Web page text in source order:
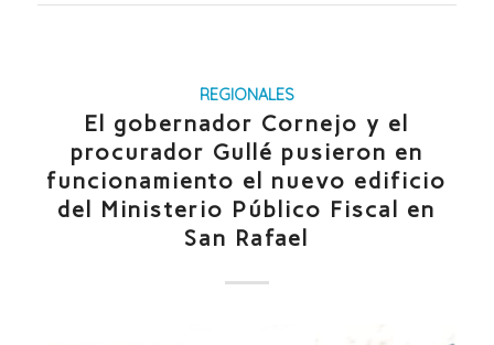
REGIONALES
El gobernador Cornejo y el
procurador Gullé pusieron en
funcionamiento el nuevo edificio
del Ministerio Público Fiscal en
San Rafael